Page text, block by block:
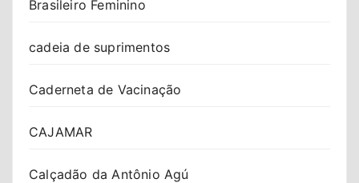
Brasileiro Feminino
cadeia de suprimentos
Caderneta de Vacinação
CAJAMAR
Calçadão da Antônio Agú